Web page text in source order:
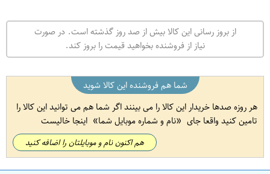
از بروز رسانی این کالا بیش از صد روز گذشته است. در صورت
نیاز از فروشنده بخواهید قیمت را بروز کند.
شما هم فروشنده این کالا شوید
هر روزه صدها خریدار این کالا را می بینند اگر شما هم می توانید این کالا را
تامین کنید واقعا جای
نام و شماره موبایل شما اینجا خالیست
هم اکنون نام و موبایلتان را اضافه کنید